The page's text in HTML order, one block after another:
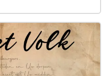
van 1787. Laat je
langs oude
van weleer naar de
Lukt het jou om
eigen graf? Credits